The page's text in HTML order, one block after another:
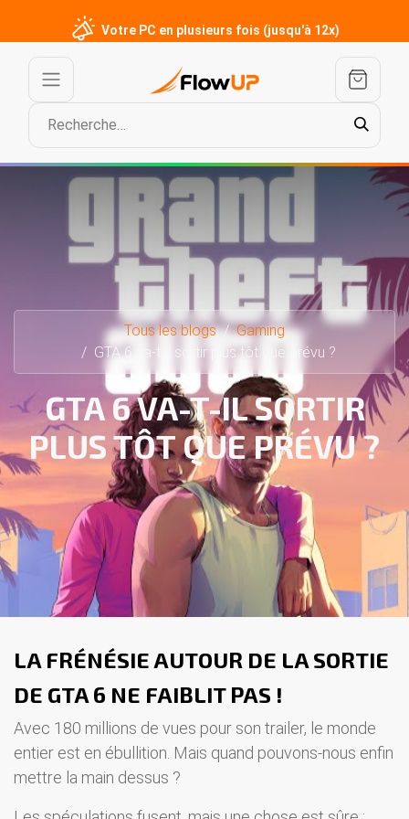
Votre PC en plusieurs fois (jusqu'à 12x)
Tous les blogs
Gaming
GTA 6 va-t-il sortir plus tôt que prévu ?
GTA 6 VA-T-IL SORTIR
PLUS TÔT QUE PRÉVU ?
LA FRÉNÉSIE AUTOUR DE LA SORTIE
DE GTA 6 NE FAIBLIT PAS !
Avec 180 millions de vues pour son trailer, le monde
entier est en ébullition. Mais quand pouvons-nous enfin
mettre la main dessus ?